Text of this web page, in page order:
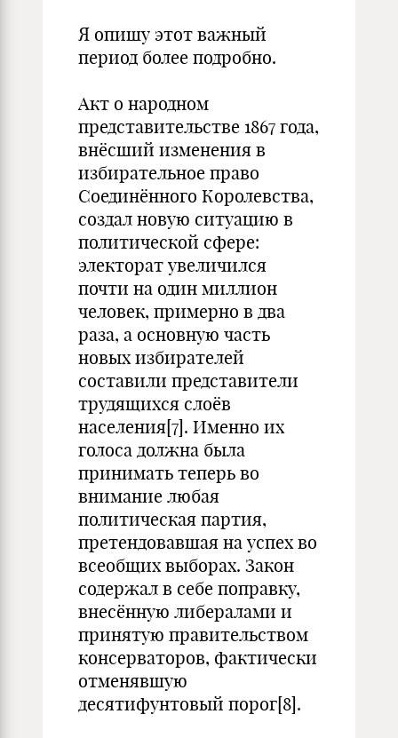
Я опишу этот важный
период более подробно.
Акт о народном
представительстве 1867 года,
внёсший изменения в
избирательное право
Соединённого Королевства,
создал новую ситуацию в
политической сфере:
электорат увеличился
почти на один миллион
человек, примерно в два
раза, а основную часть
новых избирателей
составили представители
трудящихся слоёв
населения[7]. Именно их
голоса должна была
принимать теперь во
внимание любая
политическая партия,
претендовавшая на успех во
всеобщих выборах. Закон
содержал в себе поправку,
внесённую либералами и
принятую правительством
консерваторов, фактически
отменявшую
десятифунтовый порог[8].